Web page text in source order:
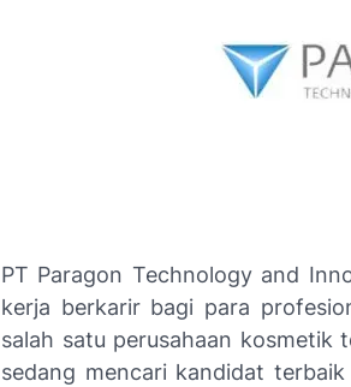
PT Paragon Technology and
kerja berkarirbagi para
salah satu perusahaan kosmetik
sedang mencari kandidat